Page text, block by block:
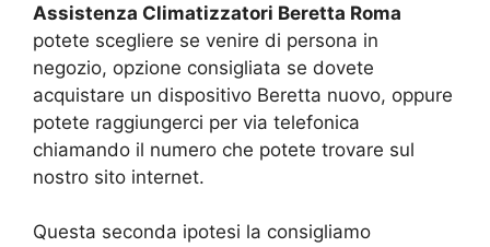
Assistenza Climatizzatori Beretta Roma
potete scegliere se venire di persona in
negozio, opzione consigliata se dovete
acquistare un dispositivo Beretta nuovo, oppure
potete raggiungerci per via telefonica
chiamando il numero che potete trovare sul
nostro sito internet.
Questa seconda ipotesi la consigliamo